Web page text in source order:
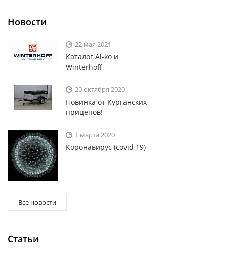
Новости
22 мая 2021
Каталог Al-ko и
Winterhoff
20 октября 2020
Новинка от Курганских
прицепов!
1 марта 2020
Коронавирус (covid 19)
Все новости
Статьи